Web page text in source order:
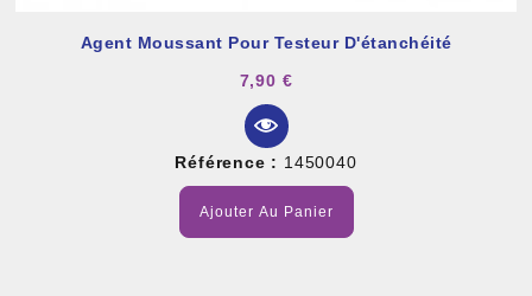
Agent Moussant Pour Testeur D'étanchéité
7,90 €
Référence : 1450040
Ajouter Au Panier